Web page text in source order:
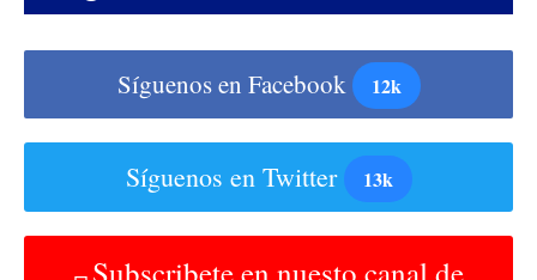
Síguenos en Facebook 12k
Síguenos en Twitter 13k